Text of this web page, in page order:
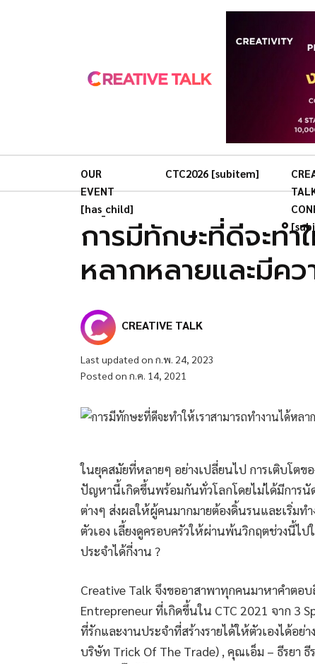
OUR
EVENT
[has_child]
CTC2026 [subitem]
การมีทักษะที่ดีจะทำ
หลากหลายและมีค
CREATIVE TALK
Last updated on ก.พ. 24, 2023
Posted on ก.ค. 14, 2021
ในยุคสมัยที่หลายๆ อย่างเปลี่ยนไป การเติบโตข
ปัญหานี้เกิดขึ้นพร้อมกันทั่วโลกโดยไม่ได้มีการนั
ต่างๆ ส่งผลให้ผู้คนมากมายต้องดิ้นรนและเริ่มท
ตัวเอง เลี้ยงดูครอบครัวให้ผ่านพ้นวิกฤตช่วงนี้ไป
ประจำได้กี่งาน ?
Creative Talk จึงขออาสาพาทุกคนมาหาคำต
Entrepreneur ที่เกิดขึ้นใน CTC 2021 จาก 3
ที่รักและงานประจำที่สร้างรายได้ให้ตัวเองได้อ
บริษัท Trick Of The Trade) , คุณเอ็ม – ธีรยา